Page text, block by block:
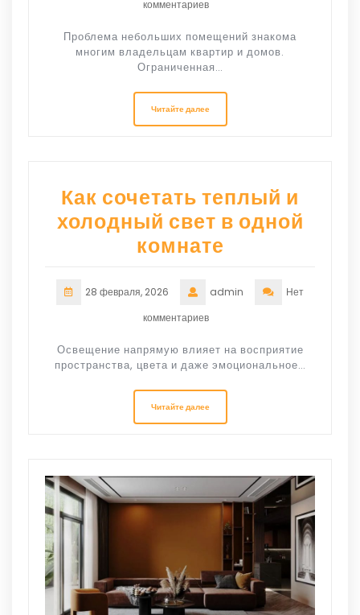
комментариев
Проблема небольших помещений знакома
многим владельцам квартир и домов.
Ограниченная…
Читайте далее
Как сочетать теплый и
холодный свет в одной
комнате
28 февраля, 2026 admin
Нет
комментариев
Освещение напрямую влияет на восприятие
пространства, цвета и даже эмоциональное…
Читайте далее